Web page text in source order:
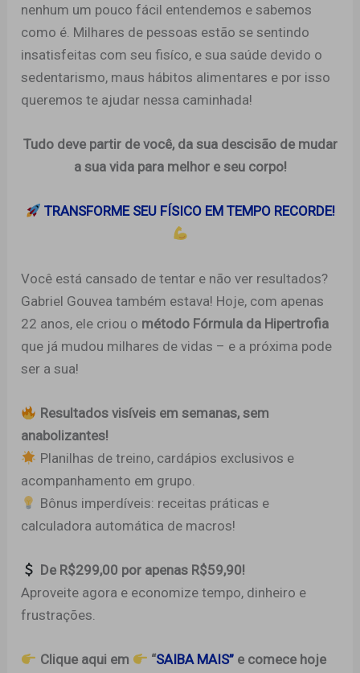
nenhum um pouco fácil entendemos e sabemos
como é. Milhares de pessoas estão se sentindo
insatisfeitas com seu fisíco, e sua saúde devido o
sedentarismo, maus hábitos alimentares e por isso
queremos te ajudar nessa caminhada!
Tudo deve partir de você, da sua descisão de mudar
a sua vida para melhor e seu corpo!
TRANSFORME SEU FÍSICO EM TEMPO RECORDE!
Você está cansado de tentar e não ver resultados?
Gabriel Gouvea também estava! Hoje, com apenas
22 anos, ele criou o método Fórmula da Hipertrofia
que já mudou milhares de vidas – e a próxima pode
ser a sua!
Resultados visíveis em semanas, sem
anabolizantes!
Planilhas de treino, cardápios exclusivos e
acompanhamento em grupo.
Bônus imperdíveis: receitas práticas e
calculadora automática de macros!
De R$299,00 por apenas R$59,90!
Aproveite agora e economize tempo, dinheiro e
frustrações.
Clique aqui em “SAIBA MAIS”e comece hoje